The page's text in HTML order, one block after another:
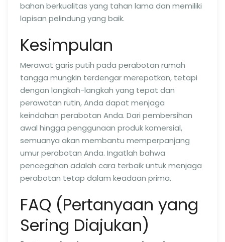
bahan berkualitas yang tahan lama dan memiliki
lapisan pelindung yang baik.
Kesimpulan
Merawat garis putih pada perabotan rumah
tangga mungkin terdengar merepotkan, tetapi
dengan langkah-langkah yang tepat dan
perawatan rutin, Anda dapat menjaga
keindahan perabotan Anda. Dari pembersihan
awal hingga penggunaan produk komersial,
semuanya akan membantu memperpanjang
umur perabotan Anda. Ingatlah bahwa
pencegahan adalah cara terbaik untuk menjaga
perabotan tetap dalam keadaan prima.
FAQ (Pertanyaan yang
Sering Diajukan)